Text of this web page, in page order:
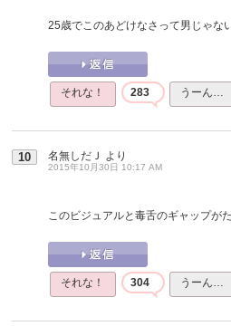
25歳でこのあどけなさって男じゃな
それな！ 283 うーん…
10 名無しだＪ より
2015年10月30日 10:17 AM
このビジュアルと毒舌のギャップが
それな！ 304 うーん…